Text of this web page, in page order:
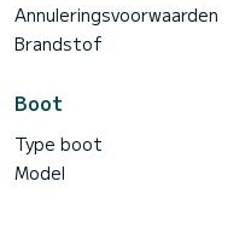
Annuleringsvoorwaarden
Brandstof
Boot
Type boot
Model